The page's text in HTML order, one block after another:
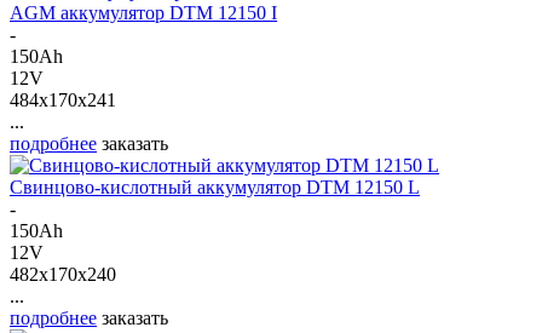
AGM аккумулятор DTM 12150 I
-
150Ah
12V
484x170x241
...
подробнее заказать
Свинцово-кислотный аккумулятор DTM 12150 L
-
150Ah
12V
482x170x240
...
подробнее заказать